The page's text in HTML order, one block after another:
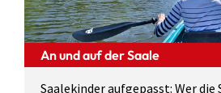
An und auf der Saale
Saalekinder aufgepasst: Wer die